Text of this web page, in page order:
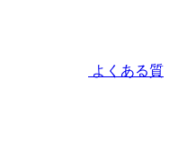
よくある質